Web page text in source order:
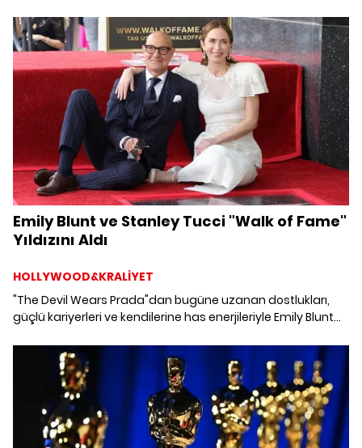
köklerine hem de sınırları aşan hikâyelere vurgu yaptı.
Emily Blunt ve Stanley Tucci "Walk of Fame"
Yıldızını Aldı
HOLLYWOOD&KRALİYET
"The Devil Wears Prada"dan bugüne uzanan dostlukları,
güçlü kariyerleri ve kendilerine has enerjileriyle Emily Blunt
yıldızlarına kavuştu.